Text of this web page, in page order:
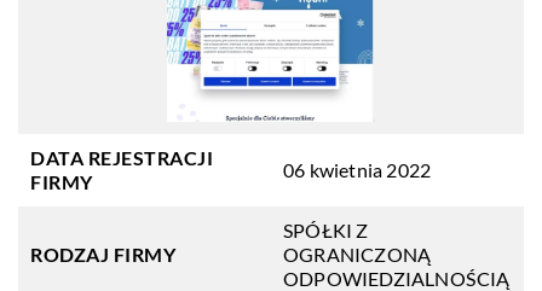
DATA REJESTRACJI
FIRMY
06 kwietnia 2022
RODZAJ FIRMY
SPÓŁKI Z
OGRANICZONĄ
ODPOWIEDZIALNOŚCIĄ